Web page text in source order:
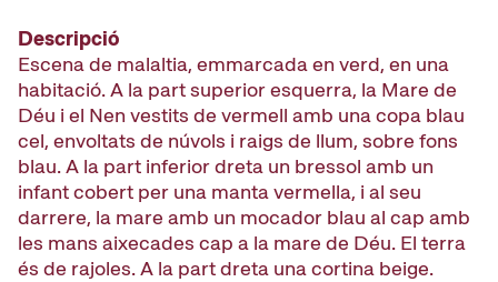
Descripció
Escena de malaltia, emmarcada en verd, en una
habitació. A la part superior esquerra, la Mare de
Déu i el Nen vestits de vermell amb una copa blau
cel, envoltats de núvols i raigs de llum, sobre fons
blau. A la part inferior dreta un bressol amb un
infant cobert per una manta vermella, i al seu
darrere, la mare amb un mocador blau al cap amb
les mans aixecades cap a la mare de Déu. El terra
és de rajoles. A la part dreta una cortina beige.